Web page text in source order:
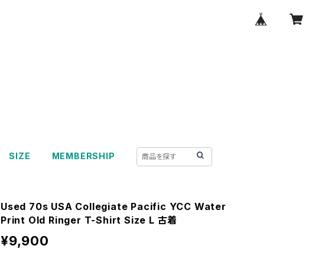
SIZE MEMBERSHIP
Used 70s USA Collegiate Pacific YCC Water
Print Old Ringer T-Shirt Size L 古着
¥9,900